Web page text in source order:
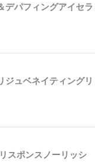
デパフィングアイセラ
ジュベネイティングリ
スポンスノーリッシ